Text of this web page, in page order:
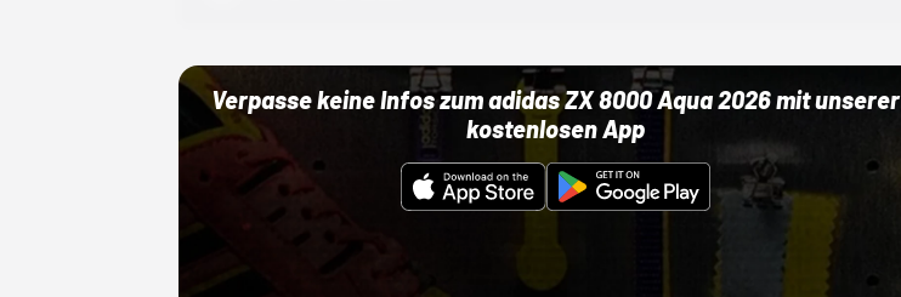
Verpasse keine Infos zum adidas ZX 8000 Aqua 2026 mit unserer
kostenlosen App